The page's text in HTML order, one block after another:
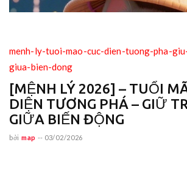
menh-ly-tuoi-mao-cuc-dien-tuong-pha-
giua-bien-dong
[MỆNH LÝ 2026] – TUỔI
DIỆN TƯƠNG PHÁ – GIỮ
GIỮA BIẾN ĐỘNG
bởi map -- 03/02/2026